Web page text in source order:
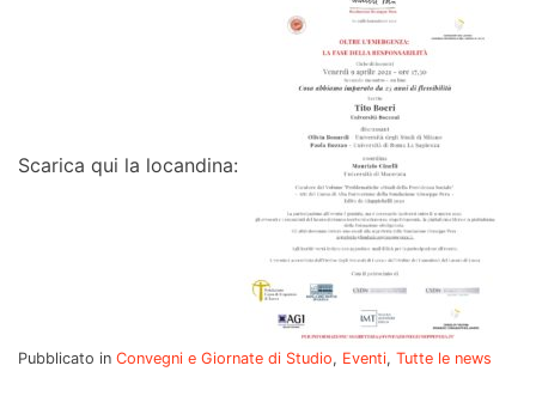
Scarica qui la locandina:
Pubblicato in Convegni e Giornate di Studio, Eventi, Tutte le news